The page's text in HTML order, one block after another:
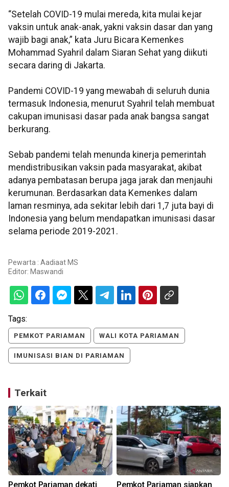
“Setelah COVID-19 mulai mereda, kita mulai kejar
vaksin untuk anak-anak, yakni vaksin dasar dan yang
wajib bagi anak,” kata Juru Bicara Kemenkes
Mohammad Syahril dalam Siaran Sehat yang diikuti
secara daring di Jakarta.
Pandemi COVID-19 yang mewabah di seluruh dunia
termasuk Indonesia, menurut Syahril telah membuat
cakupan imunisasi dasar pada anak bangsa sangat
berkurang.
Sebab pandemi telah menunda kinerja pemerintah
mendistribusikan vaksin pada masyarakat, akibat
adanya pembatasan berupa jaga jarak dan menjauhi
kerumunan. Berdasarkan data Kemenkes dalam
laman resminya, ada sekitar lebih dari 1,7 juta bayi di
Indonesia yang belum mendapatkan imunisasi dasar
selama periode 2019-2021.
Pewarta : Aadiaat MS
Editor: Maswandi
Tags:
PEMKOT PARIAMAN WALI KOTA PARIAMAN
IMUNISASI BIAN DI PARIAMAN
Terkait
Pemkot Pariaman dekati Pemkot Pariaman siapkan